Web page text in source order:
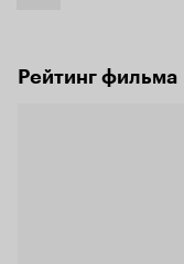
Рейтинг фильма